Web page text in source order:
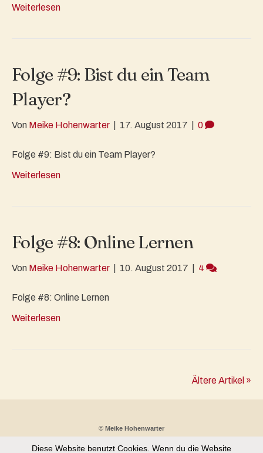
Weiterlesen
Folge #9: Bist du ein Team
Player?
Von Meike Hohenwarter 17. August 2017 0
Folge #9: Bist du ein Team Player?
Weiterlesen
Folge #8: Online Lernen
Von Meike Hohenwarter 10. August 2017 4
Folge #8: Online Lernen
Weiterlesen
Ältere Artikel »
© Meike Hohenwarter
Partnerprogramm Kontakt Datenschutz
Diese Website benutzt Cookies. Wenn du die Website